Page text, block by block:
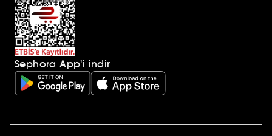
Sephora App'i indir